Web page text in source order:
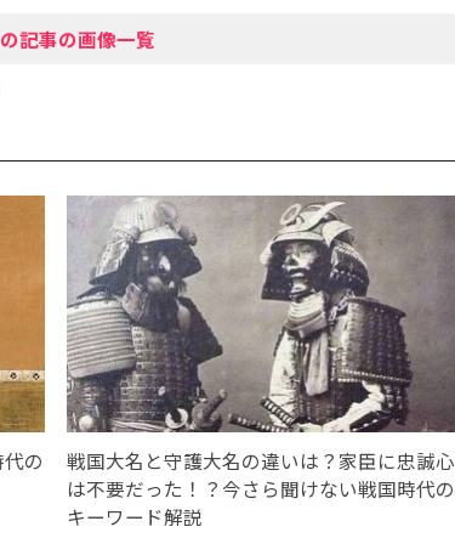
記事の画像一覧
の
戦国大名と守護大名の違いは？家臣に忠誠心
は不要だった！？今さら聞けない戦国時代の
キーワード解説